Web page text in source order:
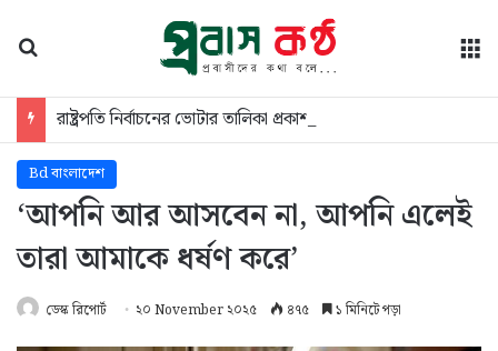
রাষ্ট্রপতি নির্বাচনের ভোটার তালিকা প্রকাশ করল ইসি
Bd বাংলাদেশ
‘আপনি আর আসবেন না, আপনি এলেই
তারা আমাকে ধর্ষণ করে’
ডেস্ক রিপোর্ট ২০ November ২০২৫ ৪৭৫ ১ মিনিটে পড়া